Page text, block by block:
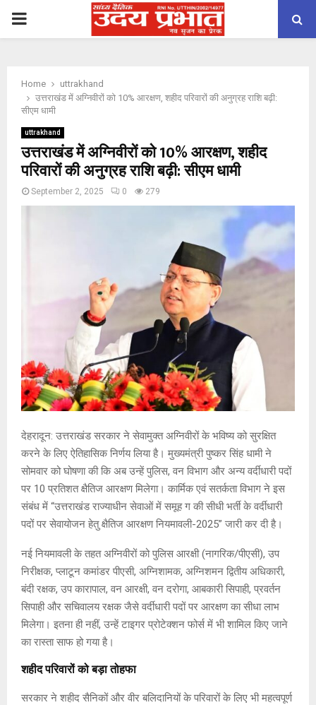
PRIMARY
Home
uttrakhand
उत्तराखंड में अग्निवीरों को 10% आरक्षण, शहीद परिवारों की अनुग्रह राशि बढ़ी:
सीएम धामी
uttrakhand
उत्तराखंड में अग्निवीरों को 10% आरक्षण, शहीद
परिवारों की अनुग्रह राशि बढ़ी: सीएम धामी
September 2, 2025 0 279
देहरादून: उत्तराखंड सरकार ने सेवामुक्त अग्निवीरों के भविष्य को सुरक्षित
करने के लिए ऐतिहासिक निर्णय लिया है। मुख्यमंत्री पुष्कर सिंह धामी ने
सोमवार को घोषणा की कि अब उन्हें पुलिस, वन विभाग और अन्य वर्दीधारी पदों
पर 10 प्रतिशत क्षैतिज आरक्षण मिलेगा। कार्मिक एवं सतर्कता विभाग ने इस
संबंध में “उत्तराखंड राज्याधीन सेवाओं में समूह ग की सीधी भर्ती के वर्दीधारी
पदों पर सेवायोजन हेतु क्षैतिज आरक्षण नियमावली-2025” जारी कर दी है।
नई नियमावली के तहत अग्निवीरों को पुलिस आरक्षी (नागरिक/पीएसी), उप
निरीक्षक, प्लाटून कमांडर पीएसी, अग्निशामक, अग्निशमन द्वितीय अधिकारी,
बंदी रक्षक, उप कारापाल, वन आरक्षी, वन दरोगा, आबकारी सिपाही, प्रवर्तन
सिपाही और सचिवालय रक्षक जैसे वर्दीधारी पदों पर आरक्षण का सीधा लाभ
मिलेगा। इतना ही नहीं, उन्हें टाइगर प्रोटेक्शन फोर्स में भी शामिल किए जाने
का रास्ता साफ हो गया है।
शहीद परिवारों को बड़ा तोहफा
सरकार ने शहीद सैनिकों और वीर बलिदानियों के परिवारों के लिए भी महत्वपूर्ण